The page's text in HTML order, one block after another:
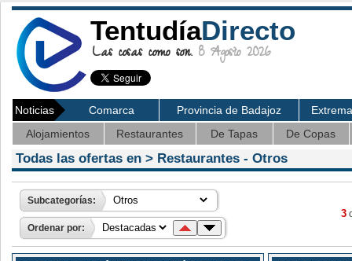
TentudíaDirecto
Las cosas como son. 8 Agosto 2026
Noticias Comarca Provincia de Badajoz
Alojamientos
Restaurantes De Tapas De Copas
Todas las ofertas en > Restaurantes - Otros
Subcategorías:
Ordenar por:
3